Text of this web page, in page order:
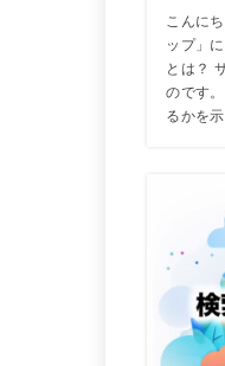
こんに
ップ」
とは？
のです
るかを